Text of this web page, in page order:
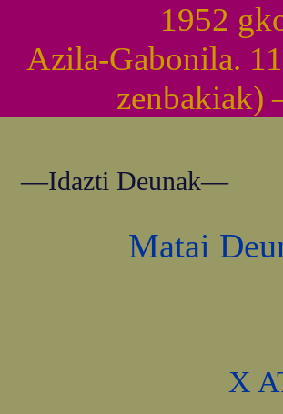
1952
Azila-Gabonila.
—Idazti Deunak—
Matai
X